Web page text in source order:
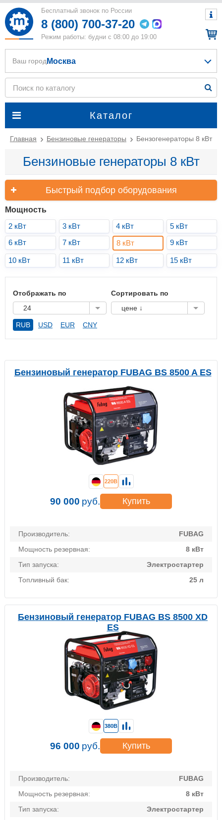
Бесплатный звонок по России
8 (800) 700-37-20
Режим работы: будни с 08:00 до 19:00
Каталог
Ваш город Москва
Главная Бензиновые генераторы Бензогенераторы 8 кВт
Бензиновые генераторы 8 кВт
Быстрый подбор оборудования
Мощность
2 кВт
3 кВт 4 кВт
5 кВт
6 кВт
7 кВт 8 кВт 9 кВт
10 кВт 11 кВт 12 кВт 15 кВт
Отображать по
24
Сортировать по
цене ↓
RUB USD EUR CNY
Бензиновый генератор FUBAG BS 8500 A ES
Производитель:
FUBAG
Мощность резервная:
8 кВт
Тип запуска:
Электростартер
Топливный бак:
25 л
220В
90 000 руб. Купить
Бензиновый генератор FUBAG BS 8500 XD
ES
Производитель:
FUBAG
Мощность резервная:
8 кВт
Тип запуска:
Электростартер
380В
96 000 руб. Купить